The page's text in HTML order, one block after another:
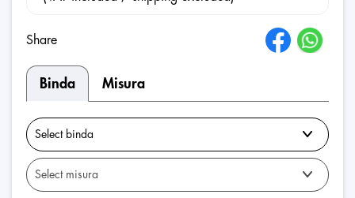
Share
Binda Misura